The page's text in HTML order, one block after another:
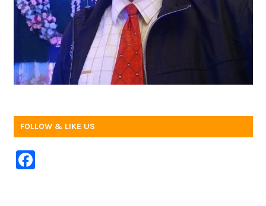
FOLLOW & LIKE US
F